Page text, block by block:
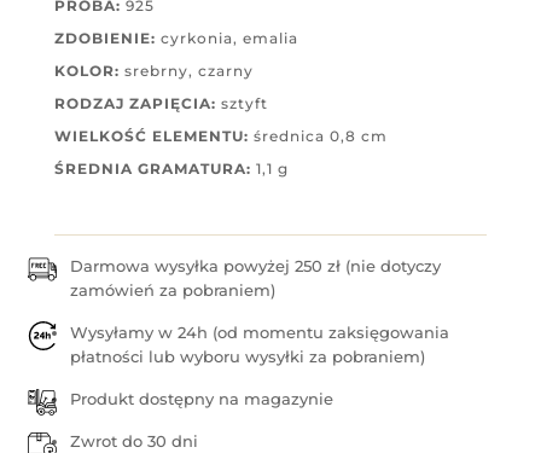
PRÓBA: 925
ZDOBIENIE: cyrkonia, emalia
KOLOR: srebrny, czarny
RODZAJ ZAPIĘCIA: sztyft
WIELKOŚĆ ELEMENTU: średnica 0,8 cm
ŚREDNIA GRAMATURA: 1,1 g
Darmowa wysyłka powyżej 250 zł (nie dotyczy
zamówień za pobraniem)
Wysyłamy w 24h (od momentu zaksięgowania
płatności lub wyboru wysyłki za pobraniem)
Produkt dostępny na magazynie
Zwrot do 30 dni